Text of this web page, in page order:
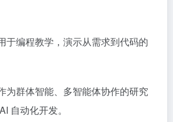
于编程教学，演示从需求到代码的
为群体智能、多智能体协作的研究
自动化开发。